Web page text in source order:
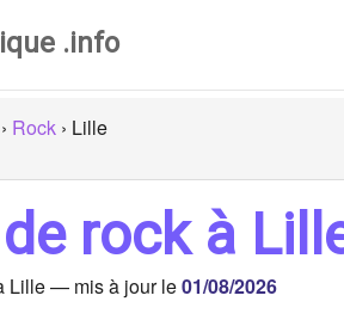
.info
› Rock › Lille
rock à
Lille — mis à jour le01/08/2026